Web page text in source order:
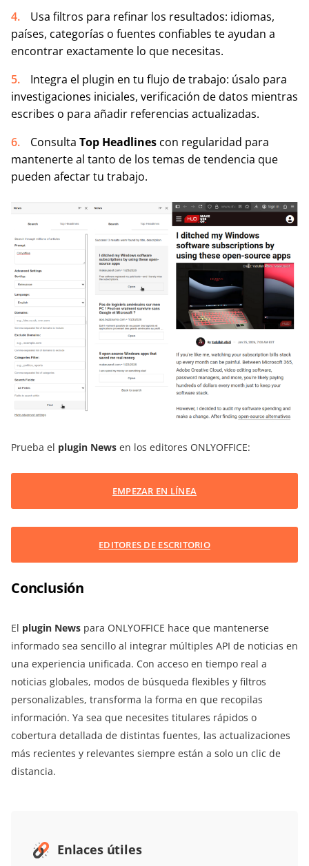
Usa filtros para refinar los resultados: idiomas,
países, categorías o fuentes confiables te ayudan a
encontrar exactamente lo que necesitas.
Integra el plugin en tu flujo de trabajo: úsalo para
investigaciones iniciales, verificación de datos mientras
escribes o para añadir referencias actualizadas.
Consulta Top Headlines con regularidad para
mantenerte al tanto de los temas de tendencia que
pueden afectar tu trabajo.
Prueba el plugin News en los editores ONLYOFFICE:
EMPEZAR EN LÍNEA
EDITORES DE ESCRITORIO
Conclusión
El plugin News para ONLYOFFICE hace que mantenerse
informado sea sencillo al integrar múltiples API de noticias en
una experiencia unificada. Con acceso en tiempo real a
noticias globales, modos de búsqueda flexibles y filtros
personalizables, transforma la forma en que recopilas
información. Ya sea que necesites titulares rápidos o
cobertura detallada de distintas fuentes, las actualizaciones
más recientes y relevantes siempre están a solo un clic de
distancia.
Enlaces útiles